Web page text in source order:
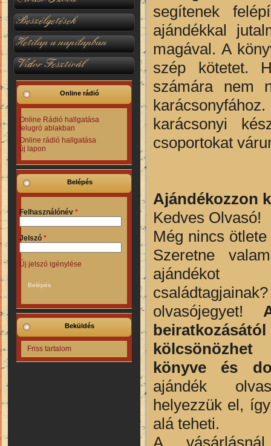
Beszélgetések
Hetilap a napilapban
Vidor Fesztivál
Online rádió
Online Rádió hallgatása
felugró ablakban
Online rádió hallgatása
új lapon
Belépés
Felhasználónév *
Jelszó *
Új jelszó igénylése
Beküldés
Friss tartalom
segítenek
ajándékkal
magával. A
szép kötetet.
számára nem
karácsonyi
csoportokat
Ajándékozzon
Kedves Olvasó!
Még nincs
Szeretne
ajándékot
olvasójegyet!
könyve és
ajándék
helyezzük el,
alá teheti.
A